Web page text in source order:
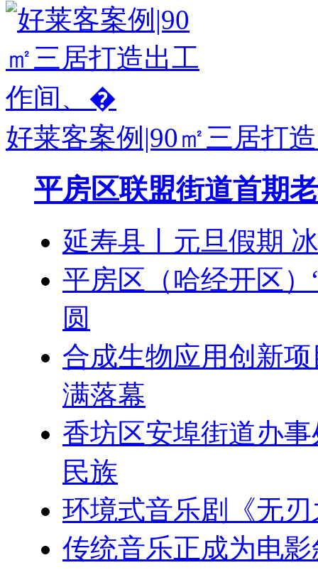
好莱客案例|90㎡三居打
平房区联盟街道首期
延寿县丨元旦假期
平房区（哈经开区
圆
合成生物应用创新
满落幕
香坊区安埠街道办
民族
环境式音乐剧《无
传统音乐正成为电